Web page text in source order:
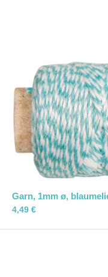
Garn, 1mm ø,
4,49 €